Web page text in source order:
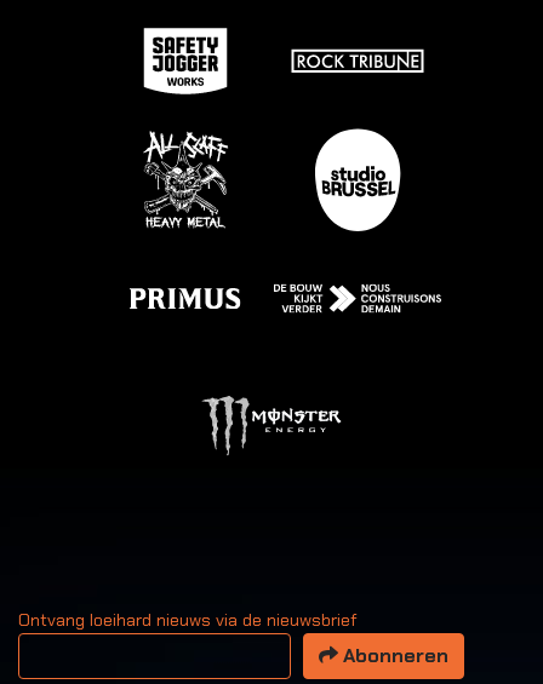
Ontvang loeihard nieuws via de nieuwsbrief
Uw email adres
Abonneren